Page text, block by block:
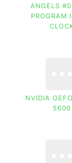
ANGELS
PROGRAM
NVIDIA
5600